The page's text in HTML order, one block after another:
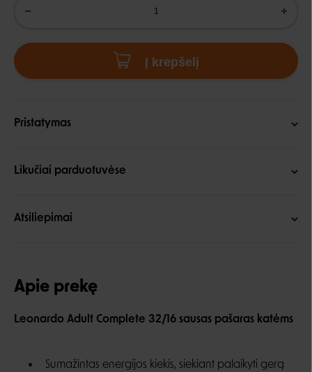
Į krepšelį
Pristatymas
Likučiai parduotuvėse
Atsiliepimai
Apie prekę
Leonardo Adult Complete 32/16 sausas pašaras katėms
Sumažintas energijos kiekis, siekiant palaikyti gerą